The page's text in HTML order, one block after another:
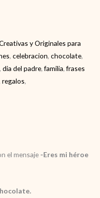
y Originales para
, celebracion, chocolate,
, dia del padre,familia,frases
regalos,
el mensaje -Eres mi héroe